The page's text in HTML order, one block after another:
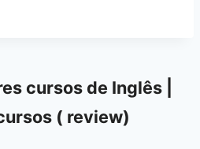
cursos de Inglês |
( review)